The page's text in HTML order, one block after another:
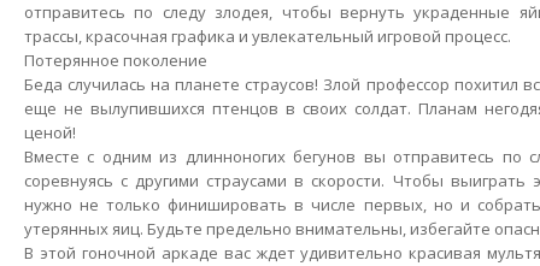
отправитесь по следу злодея, чтобы вернуть украденные
трассы, красочная графика и увлекательный игровой процесс.
Потерянное поколение
Беда случилась на планете страусов! Злой профессор похитил
еще не вылупившихся птенцов в своих солдат. Планам
ценой!
Вместе с одним из длинноногих бегунов вы отправитесь по
соревнуясь с другими страусами в скорости. Чтобы
нужно не только финишировать в числе первых, но и
утерянных яиц. Будьте предельно внимательны, избегайте
В этой гоночной аркаде вас ждет удивительно красивая